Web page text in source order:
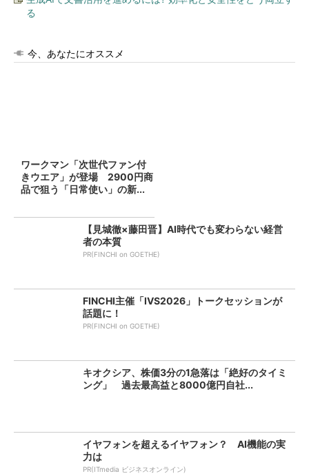
る
今、あなたにオススメ
ワークマン「次世代ファン付
きウエア」が登場 2900円商
品で狙う「日常使い」の新...
【見城徹×藤田晋】AI時代でも変わらない経営
者の本質
PR(FINCHI on GOETHE)
FINCHI主催「IVS2026」トークセッションが
話題に！
PR(FINCHI on GOETHE)
キオクシア、株価3分の1急落は「絶好のタイミ
ング」 過去最高益と8000億円自社...
イヤフォンを超えるイヤフォン？ AI機能の実
力は
PR(ITmedia ビジネスオンライン)